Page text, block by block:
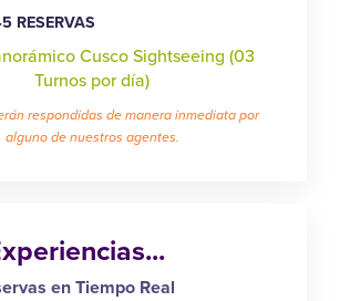
RESERVAS
respondidas de manera inmediata por
alguno de nuestros agentes.
en Tiempo Real